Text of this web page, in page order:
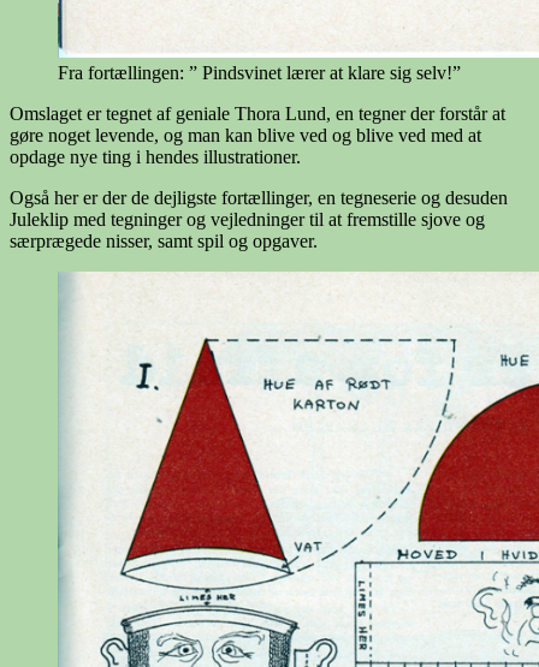
Fra fortællingen: ” Pindsvinet lærer at klare sig selv!”
Omslaget er tegnet af geniale Thora Lund, en tegner der forstår at
gøre noget levende, og man kan blive ved og blive ved med at
opdage nye ting i hendes illustrationer.
Også her er der de dejligste fortællinger, en tegneserie og desuden
Juleklip med tegninger og vejledninger til at fremstille sjove og
særprægede nisser, samt spil og opgaver.